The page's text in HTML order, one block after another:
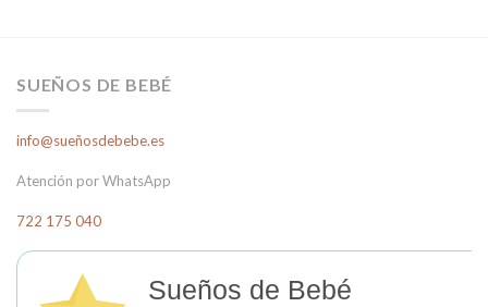
SUEÑOS DE BEBÉ
info@sueñosdebebe.es
Atención por WhatsApp
722 175 040
Sueños de Bebé